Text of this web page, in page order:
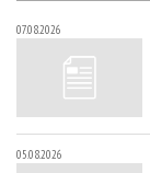
07.08.2026
05.08.2026